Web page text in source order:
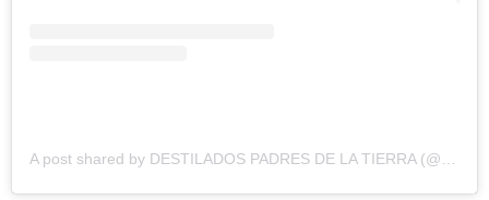
A post shared by DESTILADOS PADRES DE LA TIERRA (@padresdelatierra)